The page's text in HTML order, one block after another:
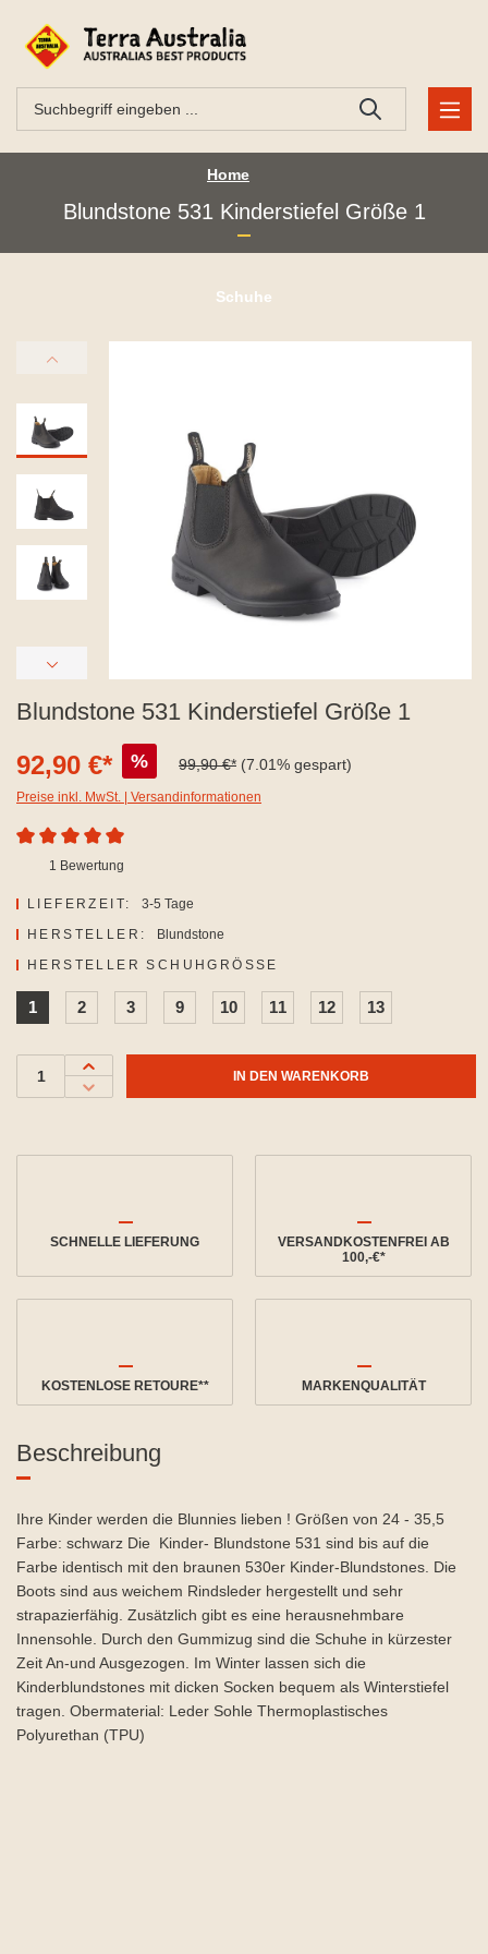
Home
Blundstone 531 Kinderstiefel Größe 1
Schuhe
Blundstone 531 Kinderstiefel Größe 1
92,90 €* % 99,90 €* (7.01% gespart)
Preise inkl. MwSt. | Versandinformationen
Durchschnittliche Bewertung von 5 von 5 Sternen
1 Bewertung
LIEFERZEIT:
3-5 Tage
HERSTELLER:
Blundstone
HERSTELLER SCHUHGRÖSSE
1 2 3 9 10 11 12 13
IN DEN WARENKORB
SCHNELLE LIEFERUNG
VERSANDKOSTENFREI AB
100,-€*
KOSTENLOSE RETOURE** MARKENQUALITÄT
Beschreibung
Ihre Kinder werden die Blunnies lieben ! Größen von 24 - 35,5
Farbe: schwarz Die Kinder- Blundstone 531 sind bis auf die
Farbe identisch mit den braunen 530er Kinder-Blundstones. Die
Boots sind aus weichem Rindsleder hergestellt und sehr
strapazierfähig. Zusätzlich gibt es eine herausnehmbare
Innensohle. Durch den Gummizug sind die Schuhe in kürzester
Zeit An-und Ausgezogen. Im Winter lassen sich die
Kinderblundstones mit dicken Socken bequem als Winterstiefel
tragen. Obermaterial: Leder Sohle Thermoplastisches
Polyurethan (TPU)